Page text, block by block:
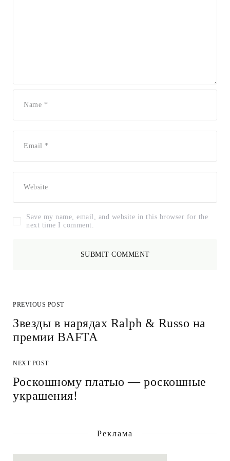
Save my name, email, and website in this browser for the
next time I comment.
PREVIOUS POST
Звезды в нарядах Ralph & Russo на
премии BAFTA
NEXT POST
Роскошному платью — роскошные
украшения!
Реклама